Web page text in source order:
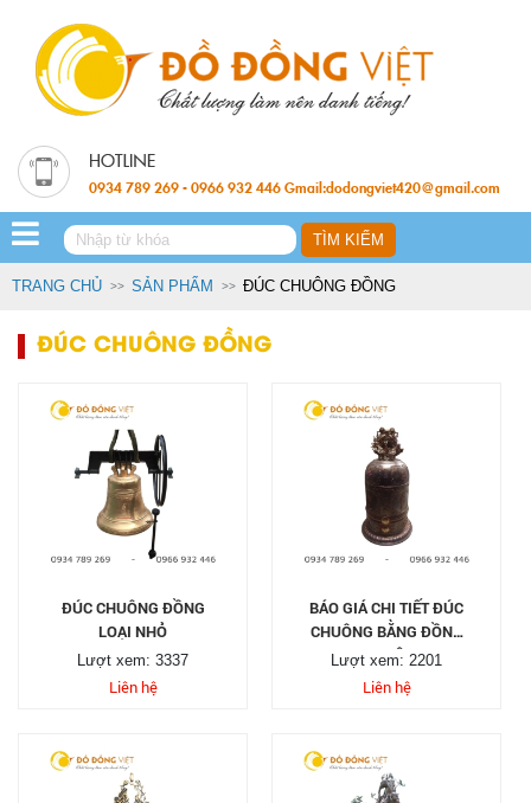
0934 789 269 - 0966 932 446 Gmail:dodongviet420@gmail.com
TRANG CHỦ SẢN PHẨM ĐÚC CHUÔNG ĐỒNG
ĐÚC CHUÔNG ĐỒNG
ĐÚC CHUÔNG ĐỒNG
LOẠI NHỎ
Lượt xem: 3337
Liên hệ
BÁO GIÁ CHI TIẾT ĐÚC
CHUÔNG BẰNG ĐỒNG
TẠI ĐÂY
Lượt xem: 2201
Liên hệ